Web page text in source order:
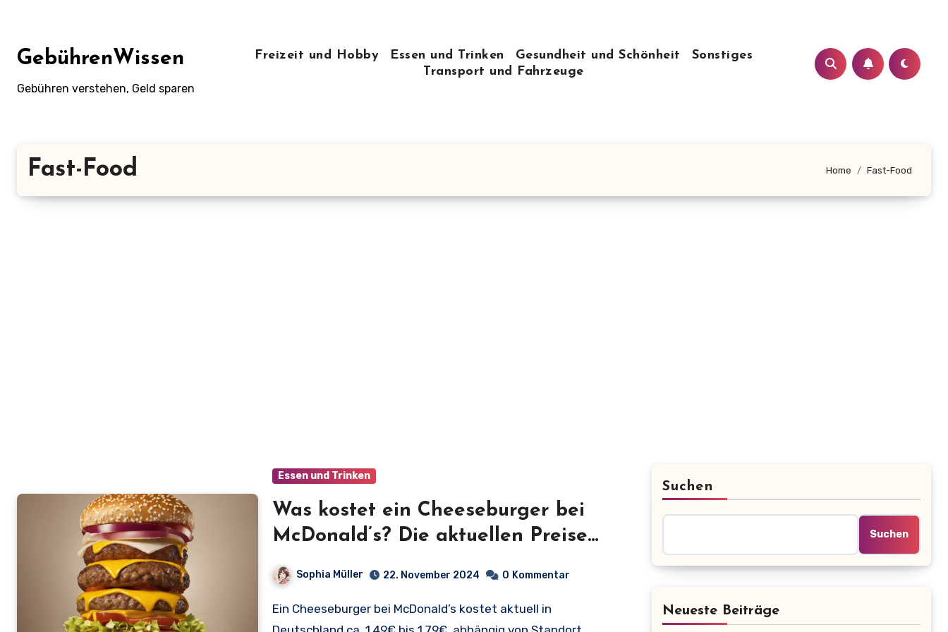
springen
GebührenWissen
Gebühren verstehen, Geld sparen
Freizeit und Hobby Essen und Trinken Gesundheit und Schönheit
Sonstiges
Transport und Fahrzeuge
Fast-Food Home Fast-Food
Essen und Trinken
Was kostet ein Cheeseburger bei
McDonald’s? Die aktuellen Preise
auf einen Blick!
Sophia Müller 22. November 2024 0 Kommentar
Ein Cheeseburger bei McDonald’s kostet aktuell in
Suchen
Suchen
Neueste Beiträge